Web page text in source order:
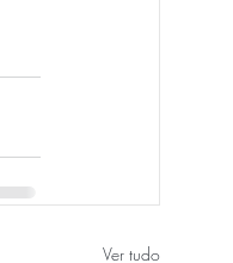
Ver tudo